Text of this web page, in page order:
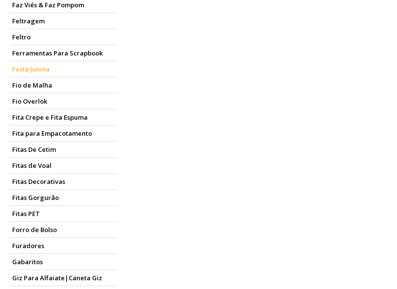
Faz Viés & Faz Pompom
Feltragem
Feltro
Ferramentas Para Scrapbook
Festa Junina
Fio de Malha
Fio Overlok
Fita Crepe e Fita Espuma
Fita para Empacotamento
Fitas De Cetim
Fitas de Voal
Fitas Decorativas
Fitas Gorgurão
Fitas PET
Forro de Bolso
Furadores
Gabaritos
Giz Para Alfaiate|Caneta Giz